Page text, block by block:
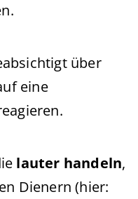
über
eine
lauter handeln,
Dienern (hier: